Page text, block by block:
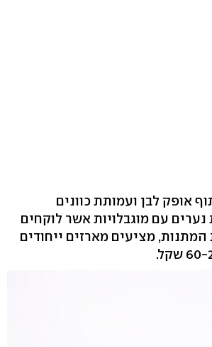
אופק לבן ועמותת כוונים
עם מוגבלויות אשר לוקחים
מציעים מארזים ייחודים